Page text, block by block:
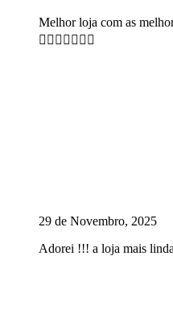
Melhor loja com as
👍🏻👍🏻👍🏻😍
29 de Novembro, 2025
Adorei !!! a loja mais